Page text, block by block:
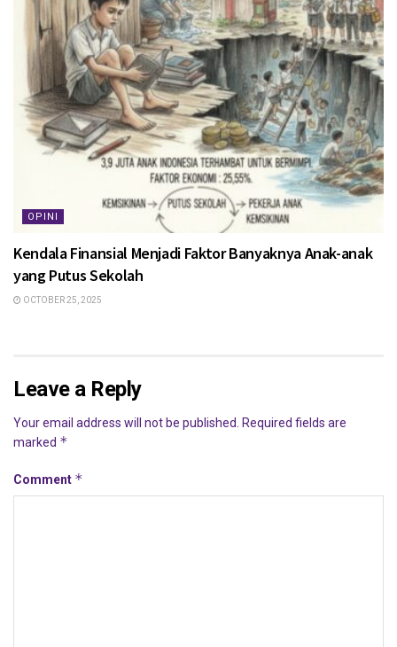
OPINI
Kendala Finansial Menjadi Faktor Banyaknya Anak-anak
yang Putus Sekolah
OCTOBER 25, 2025
Leave a Reply
Your email address will not be published.
Required fields are
marked *
Comment *